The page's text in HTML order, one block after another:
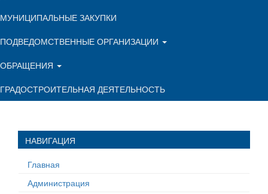
МУНИЦИПАЛЬНЫЕ ЗАКУПКИ
ПОДВЕДОМСТВЕННЫЕ ОРГАНИЗАЦИИ
ОБРАЩЕНИЯ
ГРАДОСТРОИТЕЛЬНАЯ ДЕЯТЕЛЬНОСТЬ
НАВИГАЦИЯ
Главная
Администрация